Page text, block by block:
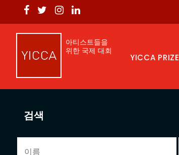
아티스트들을
위한 국제 대회
YICCA PRIZE
검색